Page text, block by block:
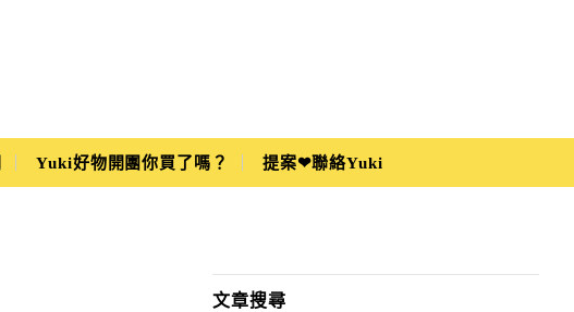
Yuki好物開團你買了嗎？ 提案❤聯絡Yuki
文章搜尋